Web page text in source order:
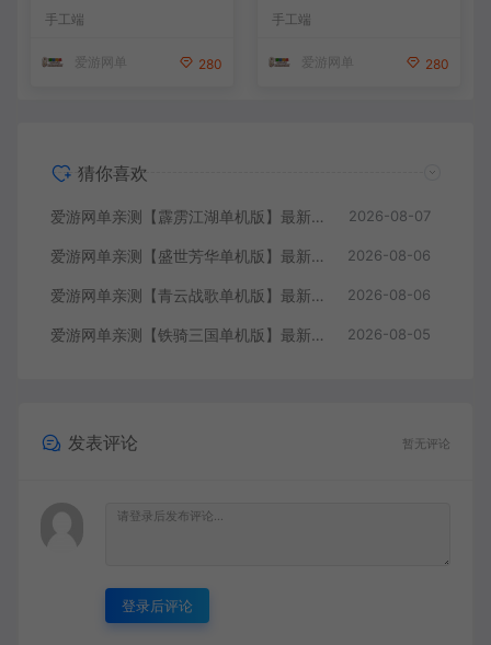
键端Win系单机服务端PC客
户端 GM后台 通用视频教学
手工端
爱游网单 280
Win系单机服务端PC客户端
GM后台 通用视频教学+手工
手工端
爱游网单 280
猜你喜欢
爱游网单亲测【霹雳江湖单机版】最新整理页游武侠单机一键端Win系单机服务端PC客户端 GM后台 通用视频教学+手工端文本教学 2026-08-07
爱游网单亲测【盛世芳华单机版】最新整理宫斗养成回合抽卡多区跨服代金券内购虚拟机一键端视频教学+linux手工外网端文本教学 2026-08-06
爱游网单亲测【青云战歌单机版】最新整理页游修仙单机一键端Win系单机服务端PC客户端 GM后台 通用视频教学+手工端文本教学 2026-08-06
爱游网单亲测【铁骑三国单机版】最新整理页游单机一键端Win系单机服务端PC客户端 GM后台 通用视频教学+手工端文本教学 2026-08-05
发表评论 暂无评论
登录后评论